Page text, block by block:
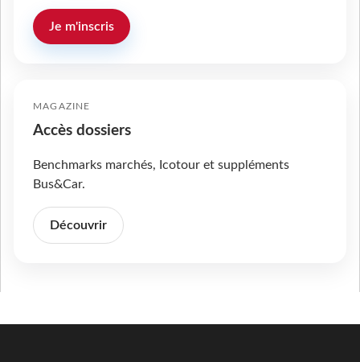
Je m'inscris
MAGAZINE
Accès dossiers
Benchmarks marchés, Icotour et suppléments
Bus&Car.
Découvrir